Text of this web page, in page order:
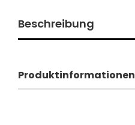
Beschreibung
Produktinformationen